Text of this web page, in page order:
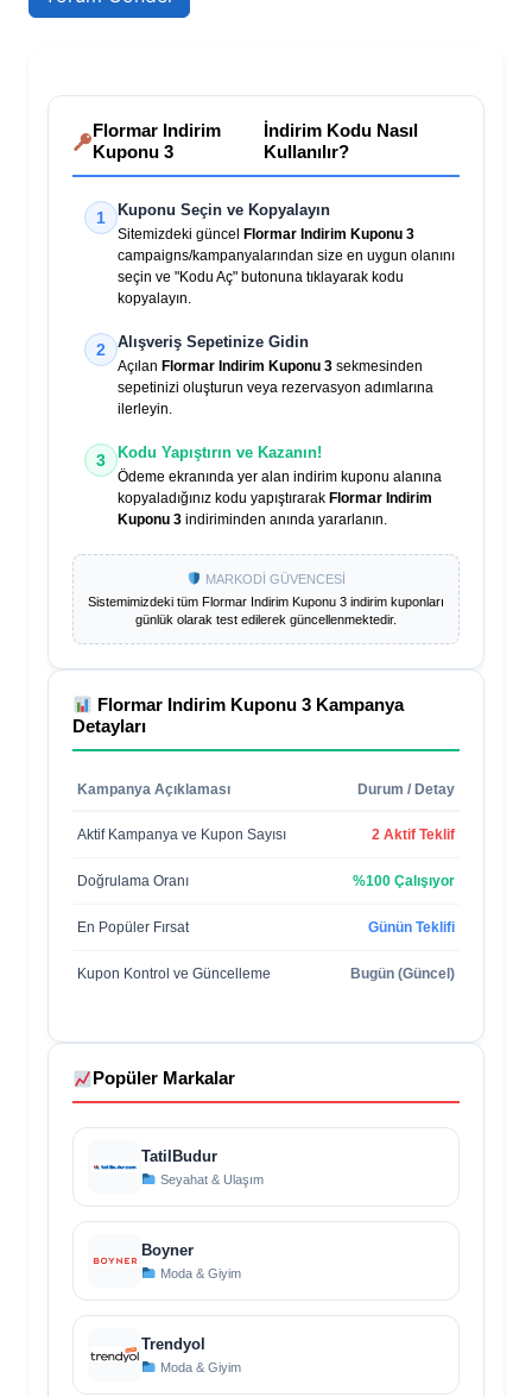
Flormar Indirim
Kuponu 3
İndirim Kodu Nasıl
Kullanılır?
1 Kuponu Seçin ve Kopyalayın
Sitemizdeki güncel
Flormar Indirim Kuponu 3
campaigns/kampanyalarından size en uygun olanını
seçin ve "Kodu Aç" butonuna tıklayarak kodu
kopyalayın.
2 Alışveriş Sepetinize Gidin
Açılan Flormar Indirim Kuponu 3 sekmesinden
sepetinizi oluşturun veya rezervasyon adımlarına
ilerleyin.
3 Kodu Yapıştırın ve Kazanın!
Ödeme ekranında yer alan indirim kuponu alanına
kopyaladığınız kodu yapıştırarak Flormar Indirim
Kuponu 3 indiriminden anında yararlanın.
MARKODİ GÜVENCESİ
Sistemimizdeki tüm Flormar Indirim Kuponu 3 indirim kuponları
günlük olarak test edilerek güncellenmektedir.
Flormar Indirim Kuponu 3 Kampanya
Detayları
Kampanya Açıklaması Durum / Detay
Aktif Kampanya ve Kupon Sayısı 2 Aktif Teklif
Doğrulama Oranı %100 Çalışıyor
En Popüler Fırsat Günün Teklifi
Kupon Kontrol ve Güncelleme Bugün (Güncel)
Popüler Markalar
TatilBudur
Seyahat & Ulaşım
Boyner
Moda & Giyim
Trendyol
Moda & Giyim